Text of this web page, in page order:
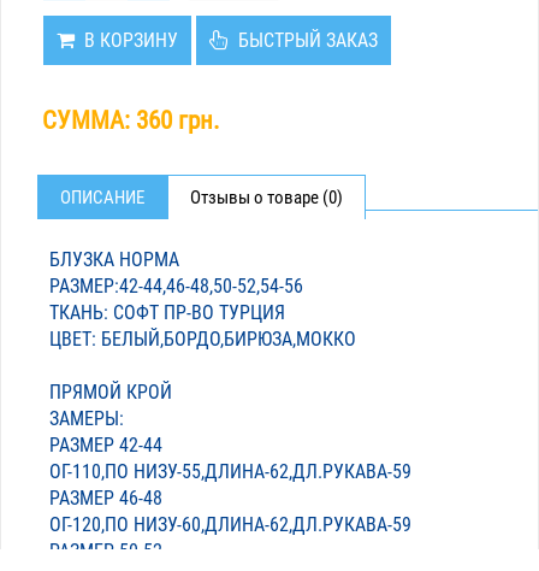
В КОРЗИНУ БЫСТРЫЙ ЗАКАЗ
СУММА: 360 грн.
ОПИСАНИЕ Отзывы о товаре (0)
БЛУЗКА НОРМА
РАЗМЕР:42-44,46-48,50-52,54-56
ТКАНЬ: СОФТ ПР-ВО ТУРЦИЯ
ЦВЕТ: БЕЛЫЙ,БОРДО,БИРЮЗА,МОККО
ПРЯМОЙ КРОЙ
ЗАМЕРЫ:
РАЗМЕР 42-44
ОГ-110,ПО НИЗУ-55,ДЛИНА-62,ДЛ.РУКАВА-59
РАЗМЕР 46-48
ОГ-120,ПО НИЗУ-60,ДЛИНА-62,ДЛ.РУКАВА-59
РАЗМЕР 50-52